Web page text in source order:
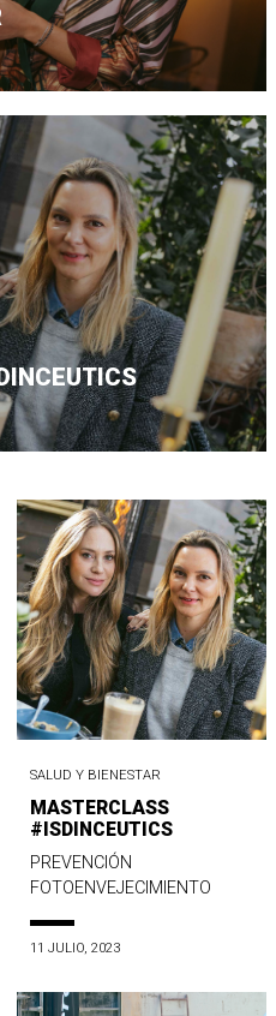
SALUD Y BIENESTAR
MASTERCLASS
#ISDINCEUTICS
PREVENCIÓN
FOTOENVEJECIMIENTO
11 JULIO, 2023